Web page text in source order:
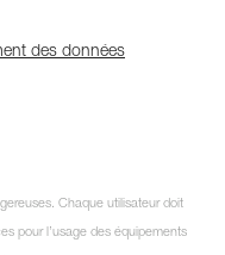
des données
Chaque utilisateur doit
pour l’usage des équipements